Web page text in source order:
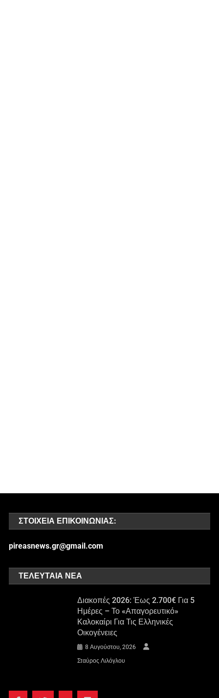
ΣΤΟΙΧΕΊΑ ΕΠΙΚΟΙΝΩΝΊΑΣ:
pireasnews.gr@gmail.com
ΤΕΛΕΥΤΑΊΑ ΝΈΑ
Διακοπές 2026: Έως 2.700€ Για 5
Ημέρες – Το «απαγορευτικό»
Καλοκαίρι Για Τις Ελληνικές
Οικογένειες
8 Αυγούστου, 2026
Σταύρος Λιλόγλου